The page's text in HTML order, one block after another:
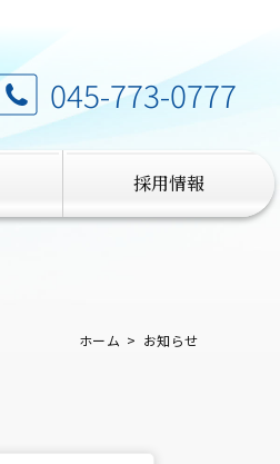
045-773-0777
採用情報
ホーム お知らせ